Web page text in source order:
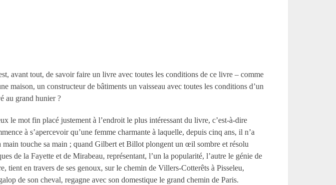
avant tout, de savoir faire un livre avec toutes les conditions de ce livre – comme
maison, un constructeur de bâtiments un vaisseau avec toutes les conditions d’un
au grand hunier ?
le mot fin placé justement à l’endroit le plus intéressant du livre, c’est-à-dire
à s’apercevoir qu’une femme charmante à laquelle, depuis cinq ans, il n’a
touche sa main ; quand Gilbert et Billot plongent un œil sombre et résolu
de la Fayette et de Mirabeau, représentant, l’un la popularité, l’autre le génie de
tient en travers de ses genoux, sur le chemin de Villers-Cotterêts à Pisseleu,
de son cheval, regagne avec son domestique le grand chemin de Paris.